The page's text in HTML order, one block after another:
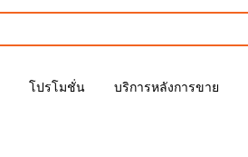
โปรโมชั่น บริการหลังการขาย